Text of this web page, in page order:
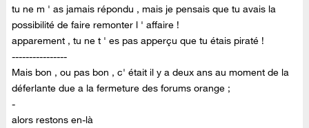
tu ne m ' as jamais répondu , mais je pensais que tu avais la
possibilité de faire remonter l ' affaire !
apparement , tu ne t ' es pas apperçu que tu étais piraté !
----------------
Mais bon , ou pas bon , c' était il y a deux ans au moment de la
déferlante due a la fermeture des forums orange ;
-
alors restons en-là